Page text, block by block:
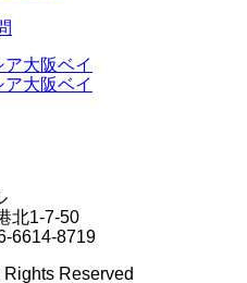
北1-7-50
6614-8719
Reserved